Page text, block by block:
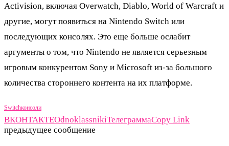
Activision, включая Overwatch, Diablo, World of Warcraft и
другие, могут появиться на Nintendo Switch или
последующих консолях. Это еще больше ослабит
аргументы о том, что Nintendo не является серьезным
игровым конкурентом Sony и Microsoft из-за большого
количества стороннего контента на их платформе.
Switchконсоли
ВКОНТАКТЕOdnoklassnikiТелеграммаCopy Link
предыдущее сообщение